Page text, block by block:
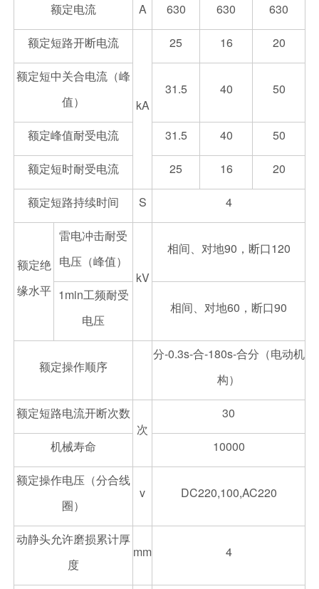
额定电流 A 630 630 630
额定短路开断电流
kA
25 16 20
额定短中关合电流（峰
值）
31.5 40 50
额定峰值耐受电流 31.5 40 50
额定短时耐受电流 25 16 20
额定短路持续时间 S 4
额定绝
缘水平
雷电冲击耐受
电压（峰值）
kV
相间、对地90，断口120
1min工频耐受
电压
相间、对地60，断口90
额定操作顺序
分-0.3s-合-180s-合分（电动机
构）
额定短路电流开断次数
次
30
机械寿命 10000
额定操作电压（分合线
圈）
v DC220,100,AC220
动静头允许磨损累计厚
度
mm 4